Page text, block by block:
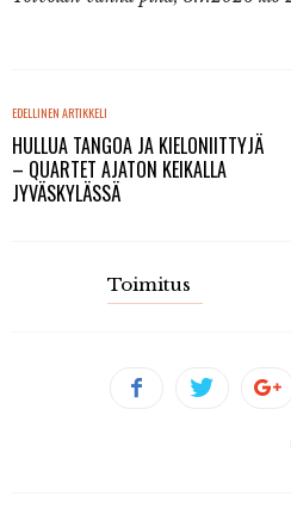
EDELLINEN ARTIKKELI
HULLUA TANGOA JA KIELONIITTYJÄ
– QUARTET AJATON KEIKALLA
JYVÄSKYLÄSSÄ
Toimitus